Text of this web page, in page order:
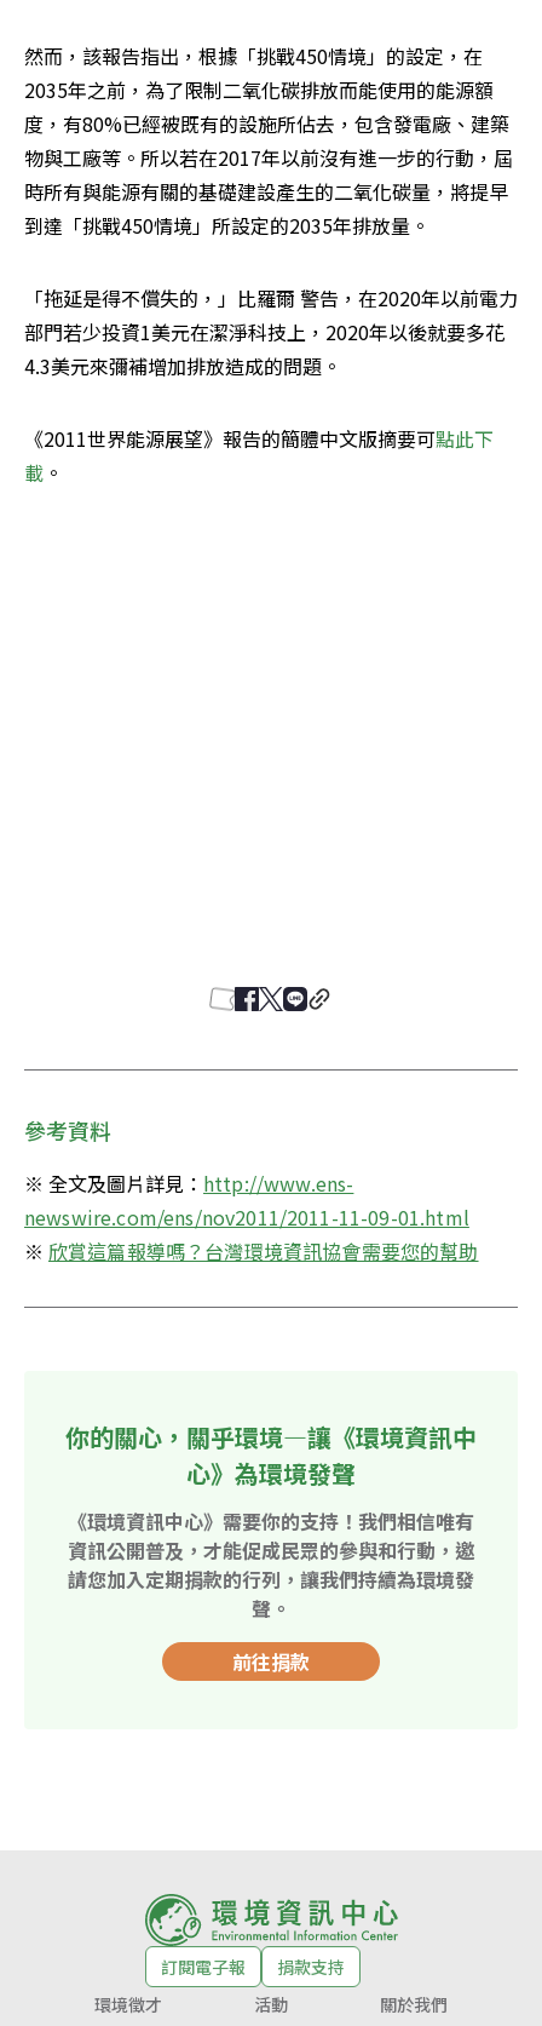
然而，該報告指出，根據「挑戰450情境」的設定，在
2035年之前，為了限制二氧化碳排放而能使用的能源額
度，有80%已經被既有的設施所佔去，包含發電廠、建築
物與工廠等。所以若在2017年以前沒有進一步的行動，屆
時所有與能源有關的基礎建設產生的二氧化碳量，將提早
到達「挑戰450情境」所設定的2035年排放量。
「拖延是得不償失的，」比羅爾 警告，在2020年以前電力
部門若少投資1美元在潔淨科技上，2020年以後就要多花
4.3美元來彌補增加排放造成的問題。
《2011世界能源展望》報告的簡體中文版摘要可點此下
載 。
參考資料
※ 全文及圖片詳見： http://www.ens-
newswire.com/ens/nov2011/2011-11-09-01.html
※ 欣賞這篇報導嗎？台灣環境資訊協會需要您的幫助
你的關心，關乎環境—讓《環境資訊中
心》為環境發聲
《環境資訊中心》需要你的支持！我們相信唯有
資訊公開普及，才能促成民眾的參與和行動，邀
請您加入定期捐款的行列，讓我們持續為環境發
聲。
前往捐款
訂閱電子報
捐款支持
環境徵才
活動 關於我們